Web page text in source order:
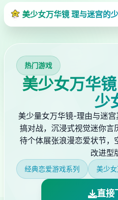
美少女万华镜 理与迷宫的
热门游戏
美少女万华
少
美少量女万华镜-理由与迷
搞对战，沉浸式视觉迷你言
待个体展张浪漫恋爱状节，
改进型
经典恋爱游戏系列 美少
直接